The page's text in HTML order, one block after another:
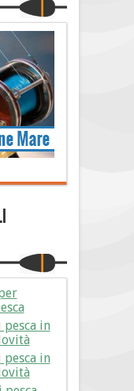
pesca in
pesca in